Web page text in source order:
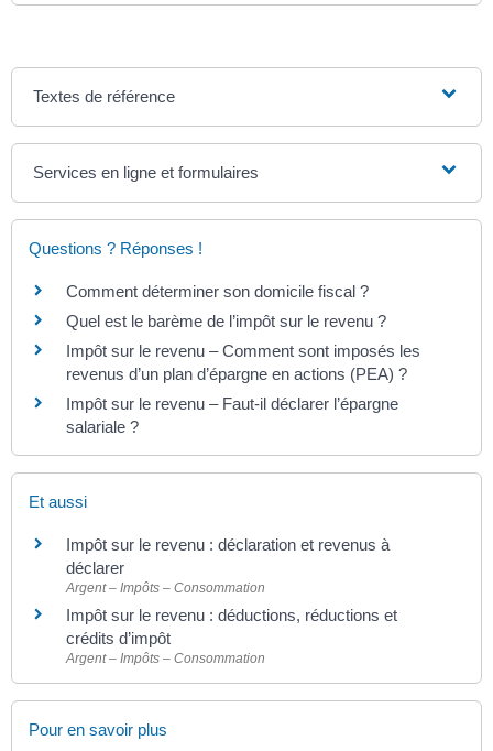
Textes de référence
Services en ligne et formulaires
Questions ? Réponses !
Comment déterminer son domicile fiscal ?
Quel est le barème de l’impôt sur le revenu ?
Impôt sur le revenu – Comment sont imposés les
revenus d’un plan d’épargne en actions (PEA) ?
Impôt sur le revenu – Faut-il déclarer l’épargne
salariale ?
Et aussi
Impôt sur le revenu : déclaration et revenus à
déclarer
Argent – Impôts – Consommation
Impôt sur le revenu : déductions, réductions et
crédits d’impôt
Argent – Impôts – Consommation
Pour en savoir plus